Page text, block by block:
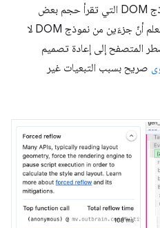
نموذج DOM ثمّ استدعاء دالة نموذج DOM التي تقرأ حجم بعض
العناصر على الشاشة حتى إذا كنت تعلم أنّ جزءَين من نموذج DOM لا
المتصفح إلى إعادة تصميم
صريح بسبب التبعيات غير